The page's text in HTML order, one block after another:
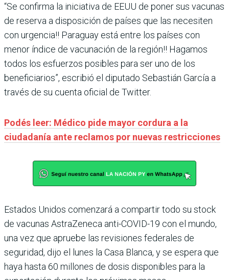
“Se confirma la iniciativa de EEUU de poner sus vacunas
de reserva a disposición de países que las necesiten
con urgencia!! Paraguay está entre los países con
menor índice de vacunación de la región!! Hagamos
todos los esfuerzos posibles para ser uno de los
beneficiarios”, escribió el diputado Sebastián García a
través de su cuenta oficial de Twitter.
Podés leer: Médico pide mayor cordura a la
ciudadanía ante reclamos por nuevas restricciones
Estados Unidos comenzará a compartir todo su stock
de vacunas AstraZeneca anti-COVID-19 con el mundo,
una vez que apruebe las revisiones federales de
seguridad, dijo el lunes la Casa Blanca, y se espera que
haya hasta 60 millones de dosis disponibles para la